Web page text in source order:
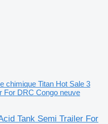
chimique Titan Hot Sale 3
For DRC Congo neuve
Tank Semi Trailer For